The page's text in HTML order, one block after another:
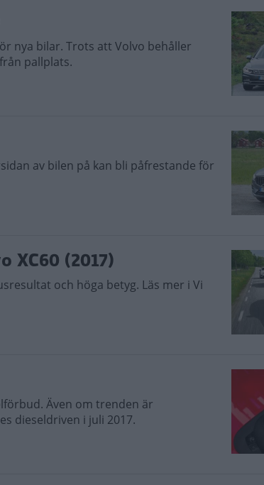
nya bilar. Trots att Volvo behåller
pallplats.
av bilen på kan bli påfrestande för
XC60 (2017)
och höga betyg. Läs mer i Vi
Även om trenden är
dieseldriven i juli 2017.